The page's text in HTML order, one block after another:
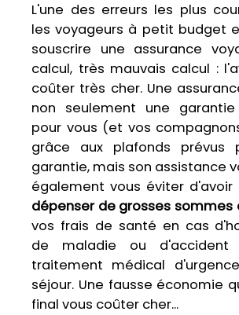
L'une des erreurs les plus
les voyageurs à petit budget
souscrire une assurance
calcul, très mauvais calcul :
coûter très cher. Une
non seulement une
pour vous (et vos
grâce aux plafonds prévus
garantie, mais son assistance
également vous éviter d'avoir
dépenser de grosses sommes
vos frais de santé en cas
de maladie ou d'accident
traitement médical
séjour. Une fausse économie
final vous coûter cher...